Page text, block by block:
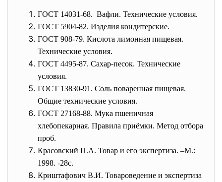
ГОСТ 14031-68. Вафли. Технические условия.
ГОСТ 5904-82. Изделия кондитерские.
ГОСТ 908-79. Кислота лимонная пищевая.
Технические условия.
ГОСТ 4495-87. Сахар-песок. Технические
условия.
ГОСТ 13830-91. Соль поваренная пищевая.
Общие технические условия.
ГОСТ 27168-88. Мука пшеничная
хлебопекарная. Правила приёмки. Метод отбора
проб.
Красовский П.А. Товар и его экспертиза. –М.:
1998. -28с.
Криштафович В.И. Товароведение и экспертиза